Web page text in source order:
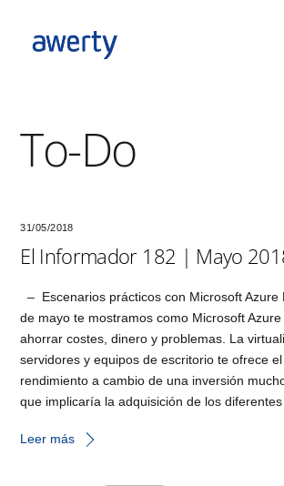
content
To-Do
31/05/2018
El Informador 182 | Mayo
– Escenarios prácticos con Microsoft Azure
de mayo te mostramos como Microsoft
ahorrar costes, dinero y problemas. La
servidores y equipos de escritorio te ofrece
rendimiento a cambio de una inversión
que implicaría la adquisición de los
Leer más